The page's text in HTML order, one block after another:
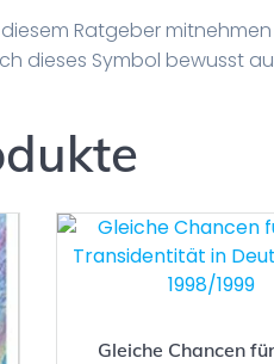
Ratgeber
dieses Symbol bewusst
Gleiche Chancen